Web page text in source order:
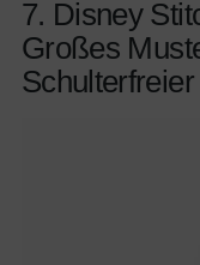
7. Disney
Großes